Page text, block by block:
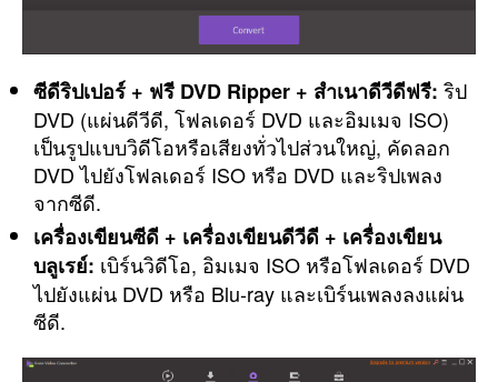
ซีดีริปเปอร์ + ฟรี DVD Ripper + สำเนาดีวีดีฟรี: ริป
DVD (แผ่นดีวีดี, โฟลเดอร์ DVD และอิมเมจ ISO)
เป็นรูปแบบวิดีโอหรือเสียงทั่วไปส่วนใหญ่, คัดลอก
DVD ไปยังโฟลเดอร์ ISO หรือ DVD และริปเพลง
จากซีดี.
เครื่องเขียนซีดี + เครื่องเขียนดีวีดี + เครื่องเขียน
บลูเรย์: เบิร์นวิดีโอ, อิมเมจ ISO หรือโฟลเดอร์ DVD
ไปยังแผ่น DVD หรือ Blu-ray และเบิร์นเพลงลงแผ่น
ซีดี.